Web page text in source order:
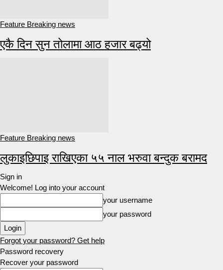
Feature Breaking news
एकै दिन सुन तोलामा आठ हजार बढ्यो
Feature Breaking news
लुकाइछिपाइ राखिएका ५५ नाल भरुवा बन्दुक बरामद
Sign in
Welcome! Log into your account
your username
your password
Forgot your password? Get help
Password recovery
Recover your password